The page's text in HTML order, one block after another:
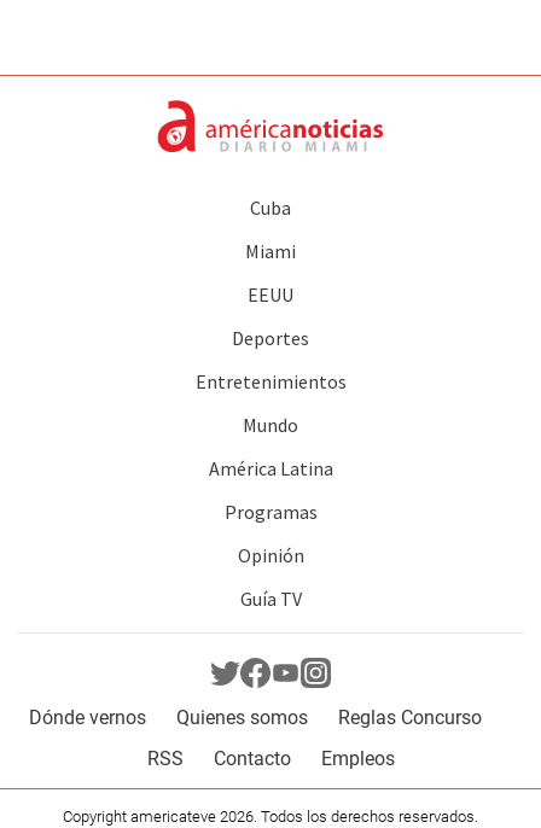
Cuba
Miami
EEUU
Deportes
Entretenimientos
Mundo
América Latina
Programas
Opinión
Guía TV
Dónde vernos Quienes somos
Reglas Concurso
RSS
Contacto Empleos
Copyright americateve 2026. Todos los derechos reservados.